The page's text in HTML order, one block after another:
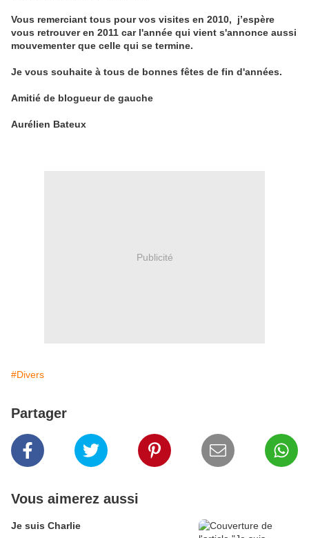
Vous remerciant tous pour vos visites en 2010, j’espère
vous retrouver en 2011 car l'année qui vient s'annonce aussi
mouvementer que celle qui se termine.
Je vous souhaite à tous de bonnes fêtes de fin d'années.
Amitié de blogueur de gauche
Aurélien Bateux
Publicité
#Divers
Partager
Vous aimerez aussi
Je suis Charlie